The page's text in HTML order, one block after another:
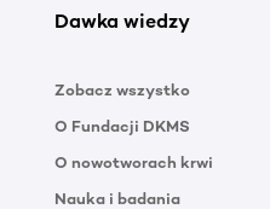
Dawka wiedzy
Zobacz wszystko
O Fundacji DKMS
O nowotworach krwi
Nauka i badania